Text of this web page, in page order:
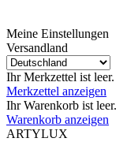
Meine Einstellungen
Versandland
Ihr Merkzettel ist leer.
Merkzettel anzeigen
Ihr Warenkorb ist leer.
Warenkorb anzeigen
ARTYLUX